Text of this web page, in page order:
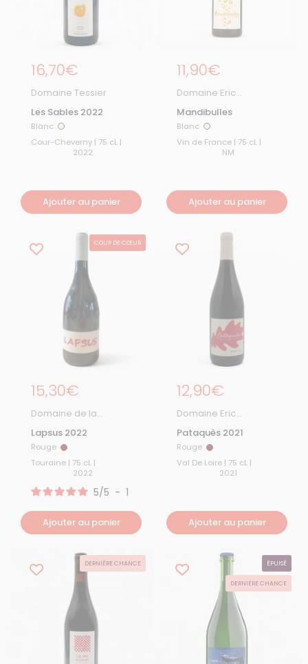
Prix régulier
16,70€
Domaine Tessier
Les Sables 2022
Blanc Blanc
Cour-Cheverny | 75 cL |
2022
Ajouter au panier
Prix régulier
11,90€
Domaine Eric
Mandibulles
Blanc Blanc
Vin de France | 75 cL |
NM
Ajouter au panier
COUP DE CŒUR
Prix régulier
15,30€
Domaine de la
Lapsus 2022
Rouge Rouge
Touraine | 75 cL |
2022
5/5 - 1
Ajouter au panier
Prix régulier
12,90€
Domaine Eric
Chevalier
Pataquès 2021
Rouge Rouge
Val De Loire | 75 cL |
2021
Ajouter au panier
DERNIÈRE CHANCE ÉPUISÉ
DERNIÈRE CHANCE